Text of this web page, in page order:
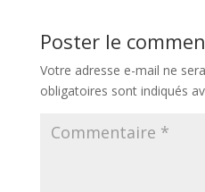
Poster le
Votre adresse e-mail ne
obligatoires sont indiqués